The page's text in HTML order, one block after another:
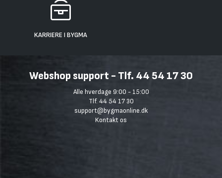
KARRIERE I BYGMA
Webshop support - Tlf. 44 54 17 30
Alle hverdage 9:00 - 15:00
Tlf. 44 54 17 30
support@bygmaonline.dk
Kontakt os